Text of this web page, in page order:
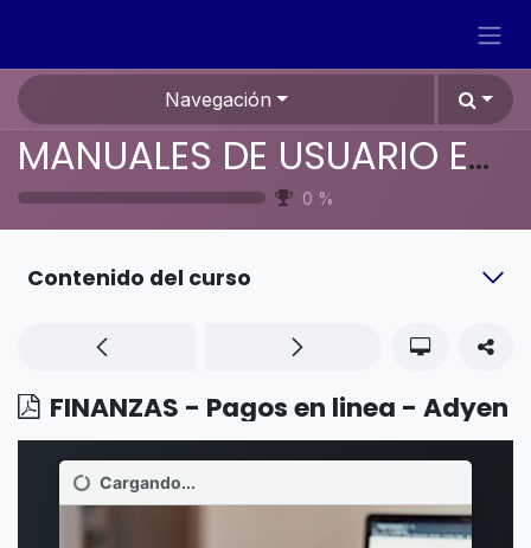
Navegación
MANUALES DE USUARIO EN ESPAÑOL ODOO 19
0 %
Contenido del curso
FINANZAS - Pagos en linea - Adyen